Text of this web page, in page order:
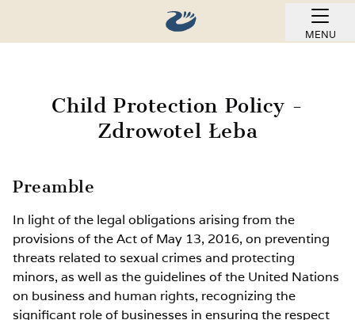
MENU
Child Protection Policy -
Zdrowotel Łeba
Preamble
In light of the legal obligations arising from the
provisions of the Act of May 13, 2016, on preventing
threats related to sexual crimes and protecting
minors, as well as the guidelines of the United Nations
on business and human rights, recognizing the
significant role of businesses in ensuring the respect